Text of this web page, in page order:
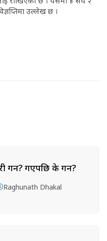
उल्लेख छ ।
गर्ने? गएपछि के गर्ने?
Raghunath Dhakal